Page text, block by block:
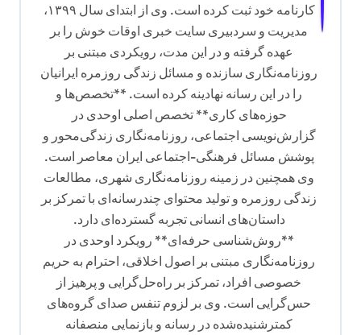
کارنامه خود ثبت کرده است. وی از ابتدای سال ۱۳۹۹،
مدیریت و سردبیری سایت خبری اوقات خوش را بر
عهده گرفته و در این مدت، رویکردی مبتنی بر
روزنامه‌نگاری سازنده و مسائل زندگی روزمره ایرانیان
را در این رسانه نهادینه کرده است. **تخصص‌ها و
حوزه‌های کاری** تخصص اصلی اوحدی در
گزارش‌نویسی اجتماعی، روزنامه‌نگاری زندگی‌محور و
پوشش مسائل فرهنگی-اجتماعی ایران معاصر است.
وی همچنین در زمینه روزنامه‌نگاری شهری، مطالعات
زندگی روزمره و تولید محتوای چندرسانه‌ای با تمرکز بر
داستان‌های انسانی تجربه گسترده‌ای دارد.
**روش‌شناسی حرفه‌ای** رویکرد اوحدی در
روزنامه‌نگاری مبتنی بر اصول اخلاقی، احترام به حریم
خصوصی افراد، تمرکز بر راه‌حل‌گرایی و پرهیز از
حس‌گرایی است. وی بر لزوم تنفس صدای گروه‌های
کمترشنیده‌شده در رسانه و بازنمایی منصفانه